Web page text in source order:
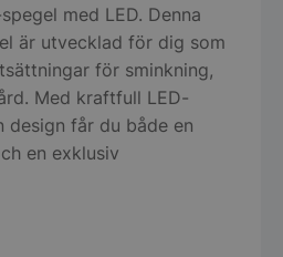
med LED. Denna
är utvecklad för dig som
för sminkning,
Med kraftfull LED-
design får du både en
en exklusiv